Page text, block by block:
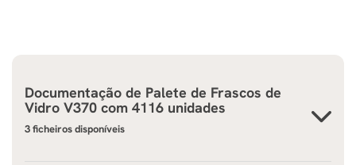
Documentação de Palete de Frascos de
Vidro V370 com 4116 unidades
3 ficheiros disponíveis